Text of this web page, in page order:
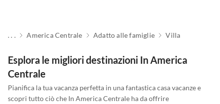
. . . America Centrale Adatto alle famiglie Villa
Esplora le migliori destinazioni In America
Centrale
Pianifica la tua vacanza perfetta in una fantastica casa vacanze e
scopri tutto ciò che In America Centrale ha da offrire